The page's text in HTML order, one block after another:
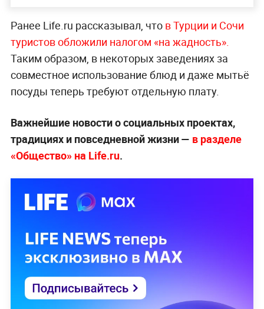
Ранее Life.ru рассказывал, что в Турции и Сочи
туристов обложили налогом «на жадность».
Таким образом, в некоторых заведениях за
совместное использование блюд и даже мытьё
посуды теперь требуют отдельную плату.
Важнейшие новости о социальных проектах,
традициях и повседневной жизни — в разделе
«Общество» на Life.ru.